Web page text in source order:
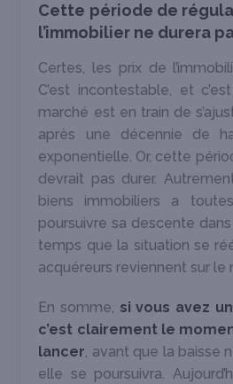
Cette période de
l’immobilier ne durera
Certes, les prix de
C’est incontestable, et
marché est en train de
après une décennie de
exponentielle. Or, cette
devrait pas durer.
biens immobiliers a
poursuivre sa descente
temps que la situation se
acquéreurs reviennent sur le
En somme, si vous avez
c’est clairement le
lancer, avant que la baisse
elle se poursuivra.